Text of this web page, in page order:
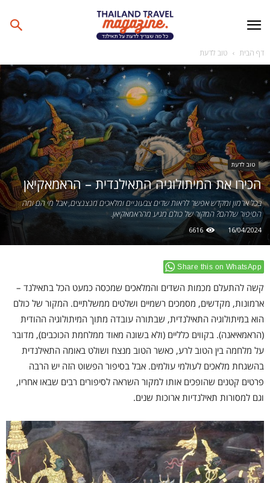
דף הבית טוב לדעת
טוב לדעת
הכירו את המיתולוגיה התאילנדית – הראמאקיאן
בכל ארמון ומקדש אפשר לראות שדים צבעוניים ומלאכים מנצנצים, אבל מי הם ומה
הסיפור שלהם? המקור של כולם מגיע מהראמאקיאן.
16/04/2024
6616
Share this on WhatsApp
קשה להתעלם מכמות השדים והמלאכים שמכסה כמעט הכל בתאילנד –
ארמונות, מקדשים, מסמכים רשמיים ושלטים ממשלתיים. המקור של כולם
הוא במיתולוגיה התאילנדית, שבתורה עובדה מתוך המיתולוגיה ההודית
(הראמאיאנה). בקווים כלליים (ולא בשונה מאוד ממלחמת הכוכבים), מדובר
על מלחמה בין הטוב לרע, כאשר הטוב מנצח ושולט באומה התאילנדית
בהשגחת מלאכים לעולמי עולמים. אבל בסיפור הפשוט הזה יש הרבה
פרטים קטנים שהופכים אותו למקור השראה לסיפורים רבים שבאו אחריו,
וגם למסורות תאילנדיות ארוכות שנים.